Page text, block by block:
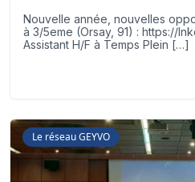
Nouvelle année, nouvelles
à 3/5eme (Orsay, 91) : https://
Assistant H/F à Temps Plein […]
Le réseau GEYVO